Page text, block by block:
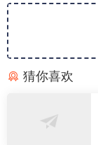
猜你喜欢